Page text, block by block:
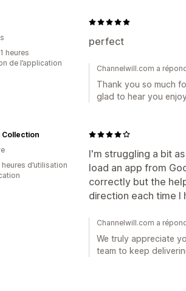
perfect
heures
de l’application
Channelwill.com a
Thank you so much
glad to hear you
I'm struggling a bit
load an app from
correctly but the
direction each time I
d’utilisation
Channelwill.com a
We truly appreciate
team to keep